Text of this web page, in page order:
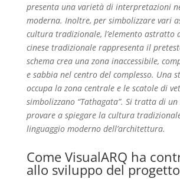
presenta una varietà di interpretazioni
moderna. Inoltre, per simbolizzare vari
cultura tradizionale, l’elemento astratto
cinese tradizionale rappresenta il
schema crea una zona inaccessibile,
e sabbia nel centro del complesso. Una
occupa la zona centrale e le scatole di
simbolizzano “Tathagata”. Si tratta di
provare a spiegare la cultura
linguaggio moderno dell’architettura.
Come VisualARQ ha
allo sviluppo del